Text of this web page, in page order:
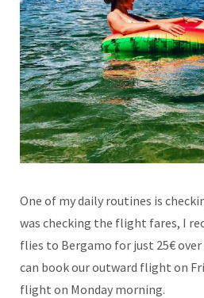
One of my daily routines is
was checking the flight fares, I
flies to Bergamo for just 25€
can book our outward flight on
flight on Monday morning.